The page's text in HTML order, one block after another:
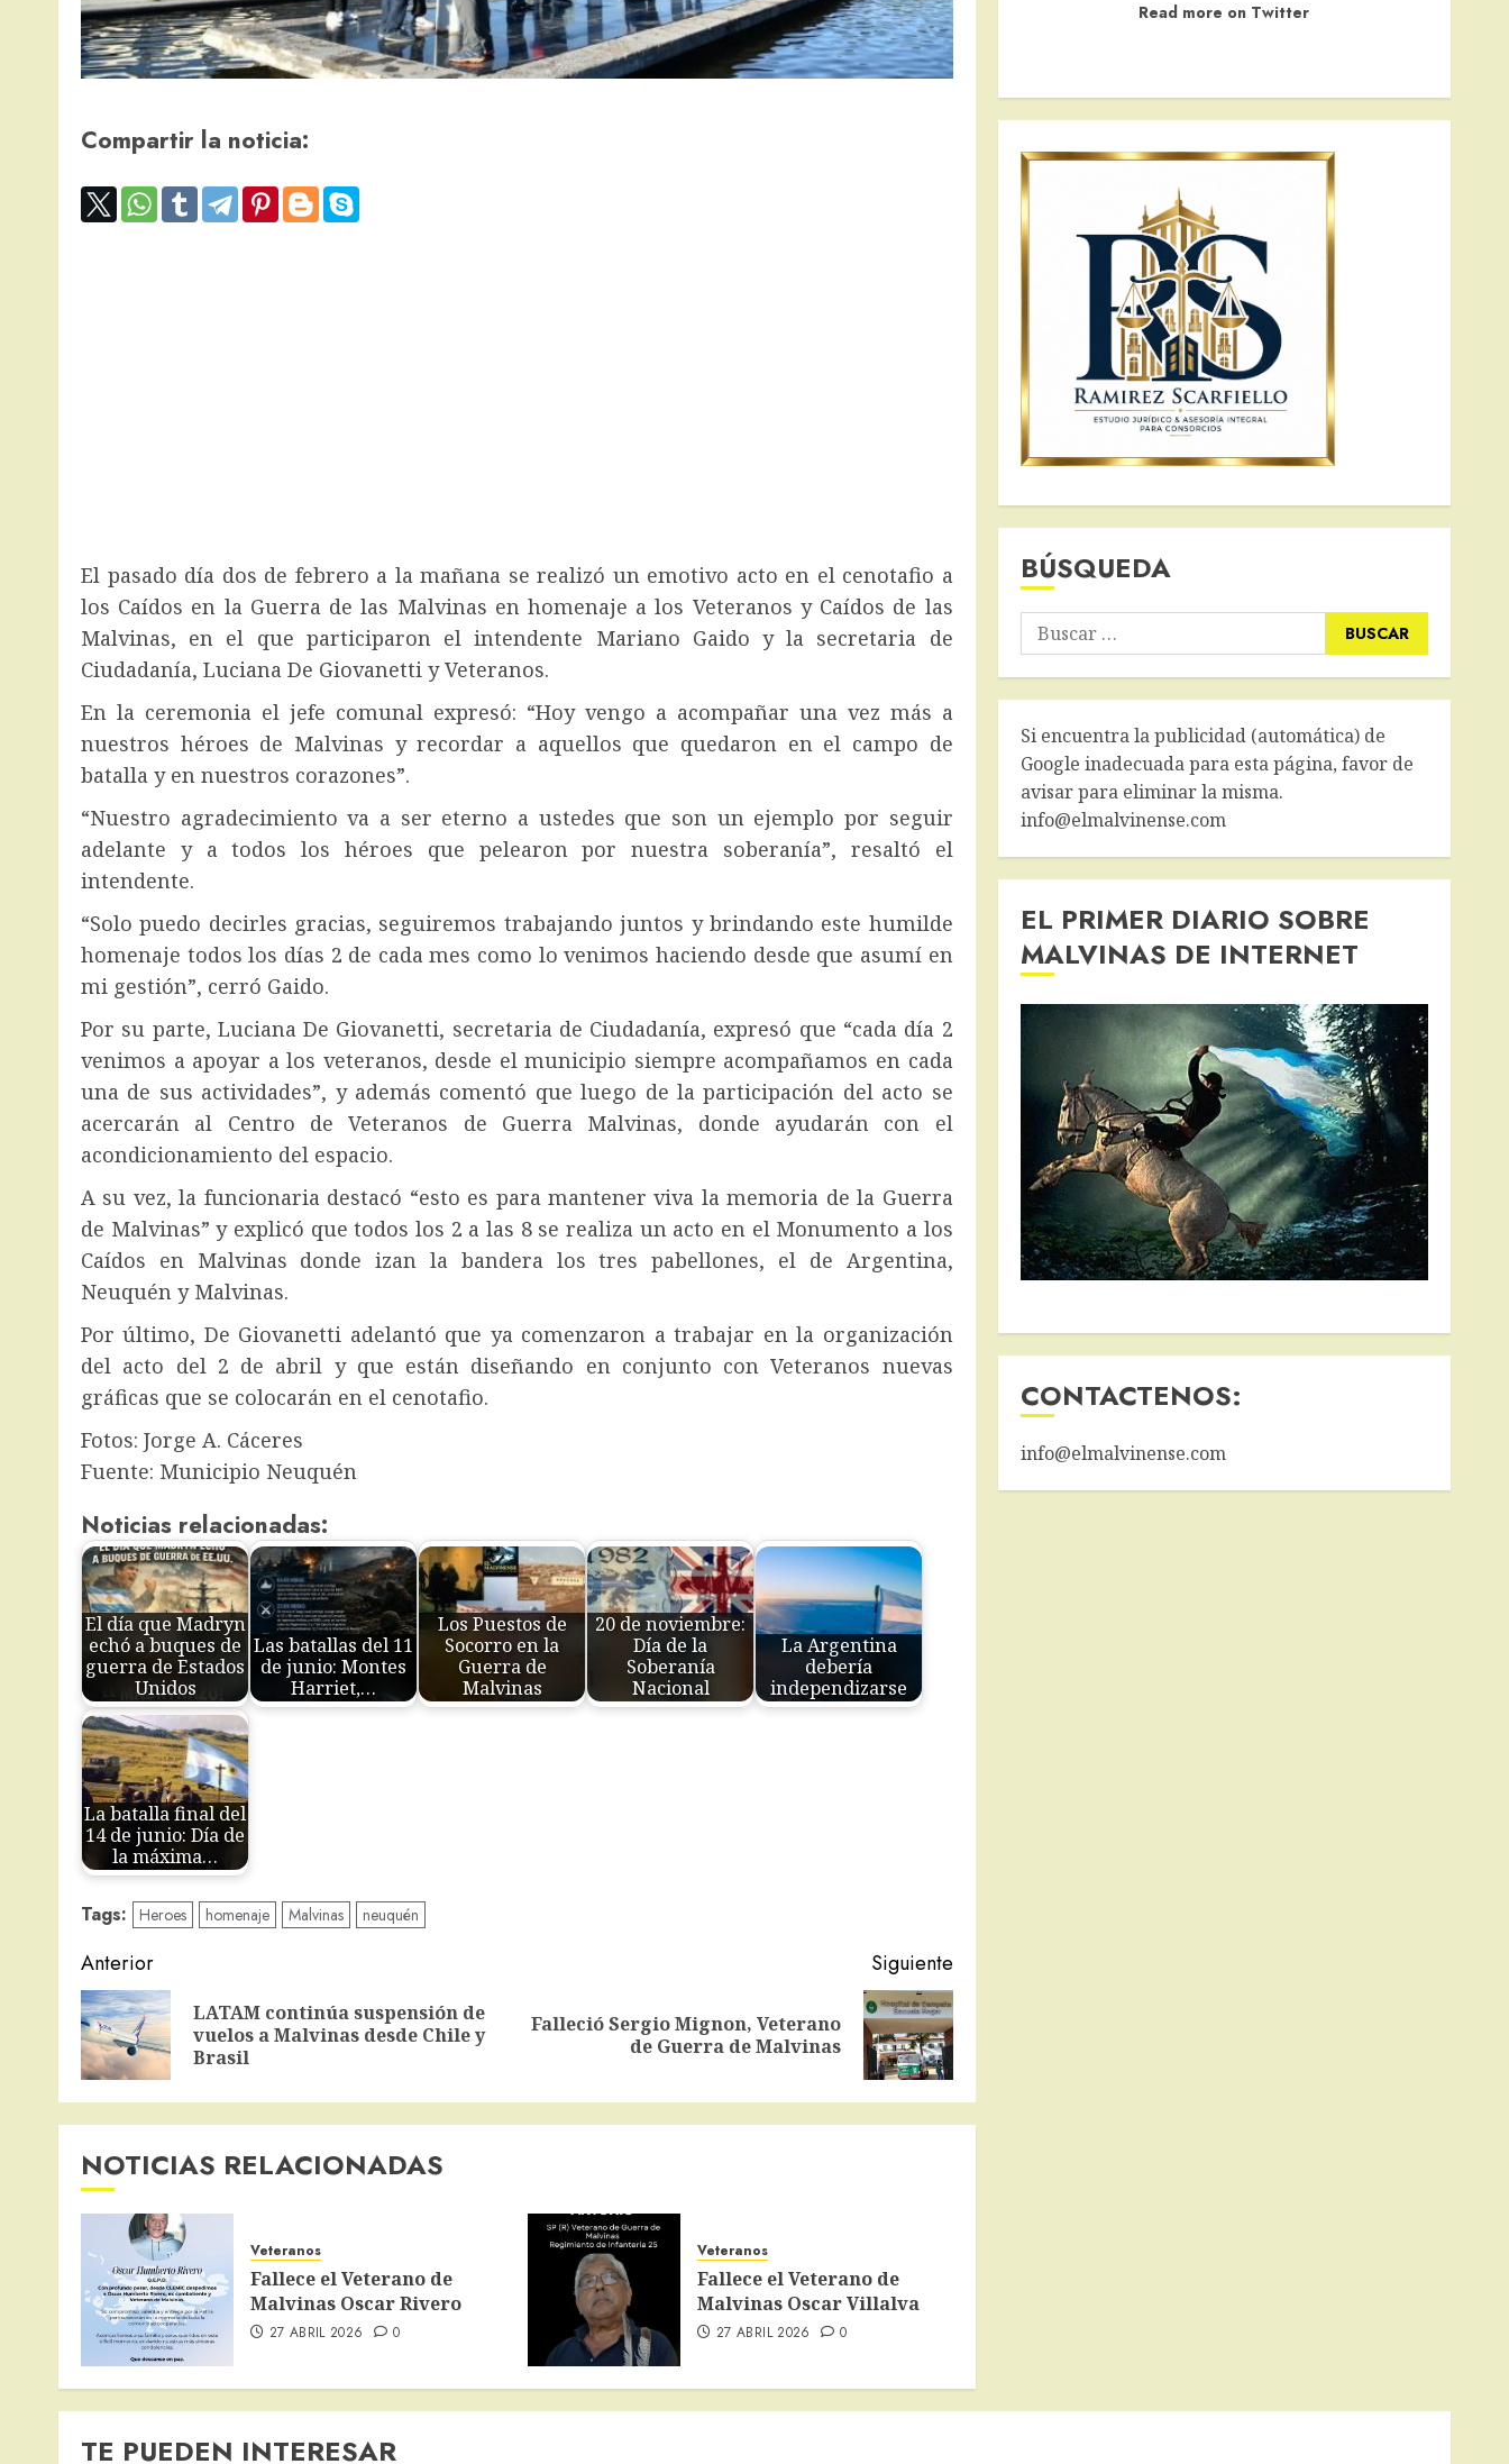
Compartir la noticia:
El pasado día dos de febrero a la mañana se realizó un emotivo acto en el cenotafio a
los Caídos en la Guerra de las Malvinas en homenaje a los Veteranos y Caídos de las
Malvinas, en el que participaron el intendente Mariano Gaido y la secretaria de
Ciudadanía, Luciana De Giovanetti y Veteranos.
En la ceremonia el jefe comunal expresó: “Hoy vengo a acompañar una vez más a
nuestros héroes de Malvinas y recordar a aquellos que quedaron en el campo de
batalla y en nuestros corazones”.
“Nuestro agradecimiento va a ser eterno a ustedes que son un ejemplo por seguir
adelante y a todos los héroes que pelearon por nuestra soberanía”, resaltó el
intendente.
“Solo puedo decirles gracias, seguiremos trabajando juntos y brindando este humilde
homenaje todos los días 2 de cada mes como lo venimos haciendo desde que asumí en
mi gestión”, cerró Gaido.
Por su parte, Luciana De Giovanetti, secretaria de Ciudadanía, expresó que “cada día 2
venimos a apoyar a los veteranos, desde el municipio siempre acompañamos en cada
una de sus actividades”, y además comentó que luego de la participación del acto se
acercarán al Centro de Veteranos de Guerra Malvinas, donde ayudarán con el
acondicionamiento del espacio.
A su vez, la funcionaria destacó “esto es para mantener viva la memoria de la Guerra
de Malvinas” y explicó que todos los 2 a las 8 se realiza un acto en el Monumento a los
Caídos en Malvinas donde izan la bandera los tres pabellones, el de Argentina,
Neuquén y Malvinas.
Por último, De Giovanetti adelantó que ya comenzaron a trabajar en la organización
del acto del 2 de abril y que están diseñando en conjunto con Veteranos nuevas
gráficas que se colocarán en el cenotafio.
Fotos: Jorge A. Cáceres
Fuente: Municipio Neuquén
Noticias relacionadas:
El día que Madryn
echó a buques de
guerra de Estados
Unidos
Las batallas del 11
de junio: Montes
Harriet,…
Los Puestos de
Socorro en la
Guerra de
Malvinas
20 de noviembre:
Día de la
Soberanía
Nacional
La Argentina
debería
independizarse
La batalla final del
14 de junio: Día de
la máxima…
Tags: Heroes homenaje Malvinas neuquén
Navegación
de
entradas
Anterior
Entrada
LATAM continúa suspensión de
vuelos a Malvinas desde Chile y
Brasil
Siguiente
Siguiente
Falleció Sergio Mignon, Veterano
de Guerra de Malvinas
NOTICIAS RELACIONADAS
Veteranos
Fallece el Veterano de
Malvinas Oscar Rivero
27 ABRIL 2026 0
Veteranos
Fallece el Veterano de
Malvinas Oscar Villalva
27 ABRIL 2026 0
Read more on Twitter
BÚSQUEDA
Buscar:
Si encuentra la publicidad (automática) de
Google inadecuada para esta página, favor de
avisar para eliminar la misma.
info@elmalvinense.com
EL PRIMER DIARIO SOBRE
MALVINAS DE INTERNET
CONTACTENOS:
info@elmalvinense.com
TE PUEDEN INTERESAR